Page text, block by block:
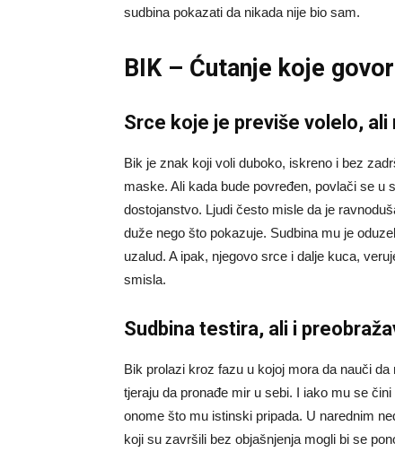
sudbina pokazati da nikada nije bio sam.
BIK – Ćutanje koje
Srce koje je previše volelo, ali
Bik je znak koji voli duboko, iskreno i bez
maske. Ali kada bude povređen, povlači se
dostojanstvo. Ljudi često misle da je
duže nego što pokazuje. Sudbina mu je
uzalud. A ipak, njegovo srce i dalje kuca,
smisla.
Sudbina testira, ali i
Bik prolazi kroz fazu u kojoj mora da nauči
tjeraju da pronađe mir u sebi. I iako mu se
onome što mu istinski pripada. U narednim
koji su završili bez objašnjenja mogli bi se